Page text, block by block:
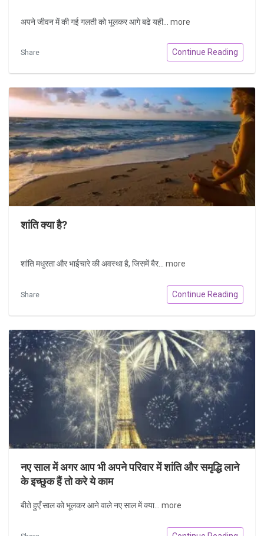
अपने जीवन में की गई गलती को भूलकर आगे बढे यही... more
Share Continue Reading
शांति क्या है?
शांति मधुरता और भाईचारे की अवस्था है, जिसमें बैर... more
Share Continue Reading
नए साल में अगर आप भी अपने परिवार में शांति और समृद्धि लाने
के इच्छुक हैं तो करे ये काम
बीते हुएँ साल को भूलकर आने वाले नए साल में क्या... more